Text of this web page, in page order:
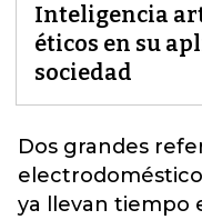
Inteligencia
éticos en su
sociedad
Dos grandes
ya llevan tiempo